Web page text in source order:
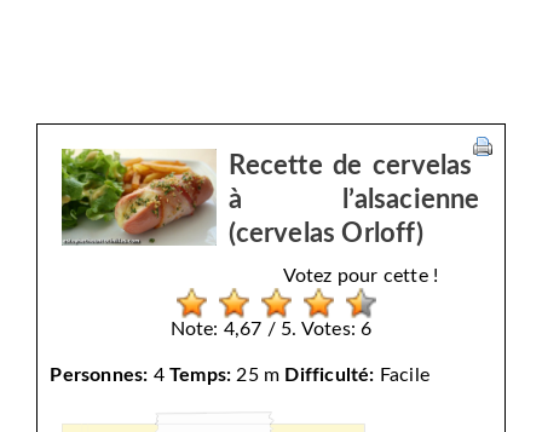
Recette de cervelas
à l’alsacienne
(cervelas Orloff)
Votez pour cette !
Note: 4,67 / 5. Votes: 6
Personnes: 4 Temps: 25 m Difficulté: Facile